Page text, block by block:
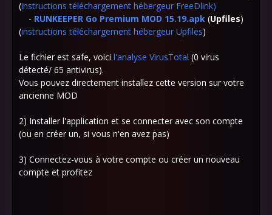
(instructions téléchargement hébergeur FreeDlink)
- RUNKEEPER Go Premium MOD 15.19.apk (Upfiles)
(instructions téléchargement hébergeur Upfiles)
Le fichier est safe, voici l'analyse VirusTotal (0 virus
détecté/ 65 antivirus).
Vous pouvez directement installez cette version sur votre
ancienne MOD
2) Installer l'application et se connecter avec son compte
(ou en créer un, si vous n'en avez pas)
3) Connectez-vous à votre compte ou créer un nouveau
compte et profitez